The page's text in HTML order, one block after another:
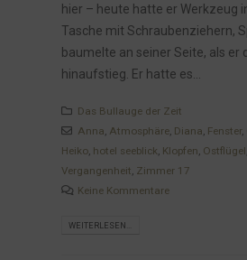
hier – heute hatte er Werkzeug
Tasche mit Schraubenziehern,
baumelte an seiner Seite, als er
hinaufstieg. Er hatte es...
Das Bullauge der Zeit
Anna, Atmosphäre, Diana, Fenster,
Heiko, hotel seeblick, Klopfen, Ostflügel
Vergangenheit, Zimmer 17
Keine Kommentare
WEITERLESEN...